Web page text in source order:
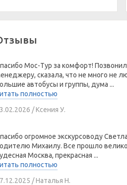
Мос-Тур за комфорт!
сказала, что не много не
автобусы и группы, дума ...
полностью
/ Ксения У.
огромное экскурсоводу
Михаилу. Все прошло
Москва, прекрасная ...
полностью
/ Наталья Н.